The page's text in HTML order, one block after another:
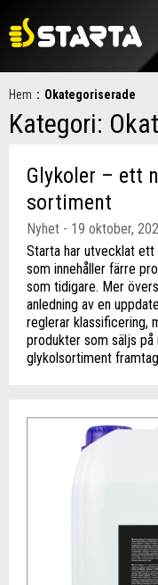
Hem : Okategoriserade
Kategori:
Glykoler – ett
sortiment
Nyhet - 19 oktober,
Starta har utvecklat
som innehåller färre
som tidigare. Mer
anledning av en
reglerar klassificering,
produkter som säljs på
glykolsortiment